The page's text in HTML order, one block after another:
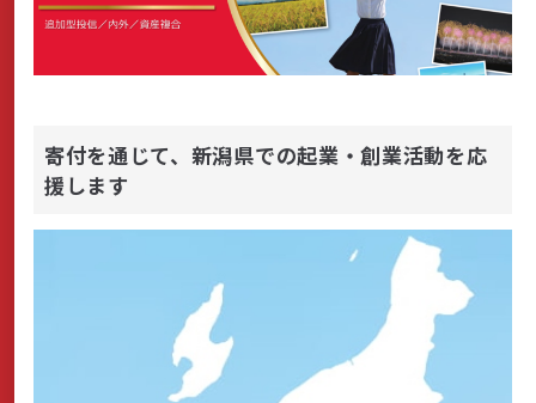
サポート・お手続き
寄付を通じて、新潟県での起業・創業活動を応
援します